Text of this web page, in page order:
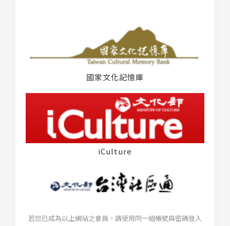
國家文化記憶庫
iCulture
若您已成為以上網站之會員，請使用同一組帳號與密碼登入